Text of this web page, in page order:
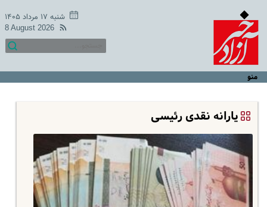
شنبه ۱۷ مرداد ۱۴۰۵
8 August 2026
منو
یارانه نقدی رئیسی